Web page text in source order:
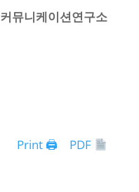
뮤니케이션연구소
Print 🖨 PDF